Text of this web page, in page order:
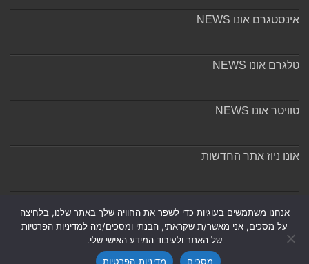
אינסטגרם אונו NEWS
טלגרם אונו NEWS
טוויטר אונו NEWS
אונו ניוז אתר החדשות
אנחנו משתמשים בעוגיות כדי לשפר את החוויה שלך באתר שלנו, בלחיצה
על מסכים, אני מאשר/ת שקראתי, הבנתי ומסכים/מה למדיניות הפרטיות
של האתר ולעיבוד המידע האישי שלי.
מסכים
מדיניות הפרטיות